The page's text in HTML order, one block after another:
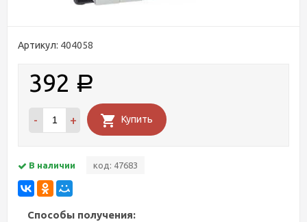
Артикул: 404058
392 Р
- + Купить
В наличии код: 47683
Способы получения: